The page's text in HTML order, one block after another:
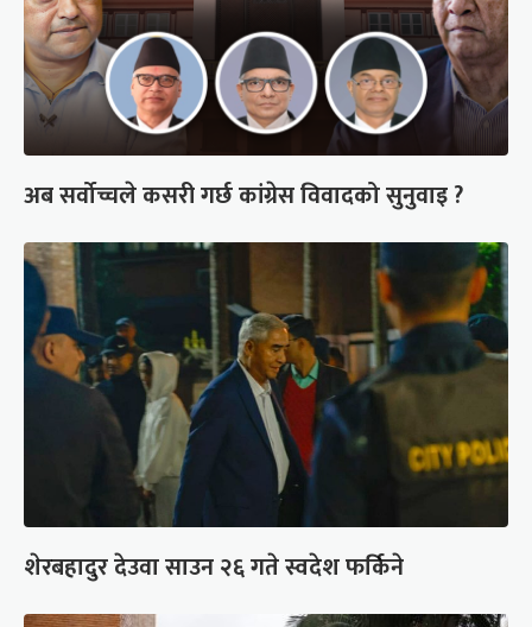
अब सर्वोच्चले कसरी गर्छ कांग्रेस विवादको सुनुवाइ ?
शेरबहादुर देउवा साउन २६ गते स्वदेश फर्किने